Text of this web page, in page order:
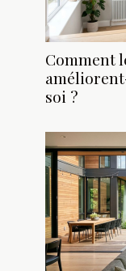
Comment
soi ?